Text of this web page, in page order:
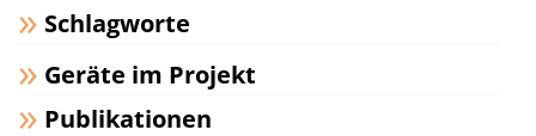
Schlagworte
Geräte im Projekt
Publikationen